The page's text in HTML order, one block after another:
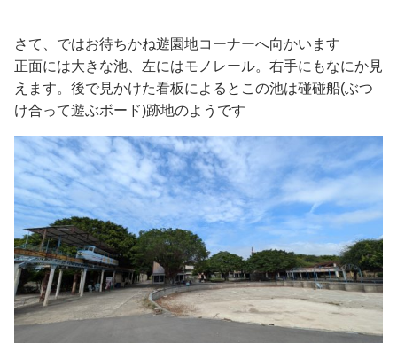
さて、ではお待ちかね遊園地コーナーへ向かいます
正面には大きな池、左にはモノレール。右手にもなにか見
えます。後で見かけた看板によるとこの池は碰碰船(ぶつ
け合って遊ぶボード)跡地のようです